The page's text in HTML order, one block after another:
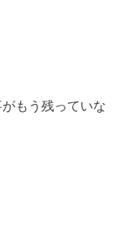
もう残っていな